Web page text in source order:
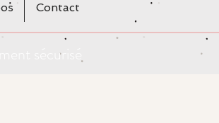
Contact
sécurisé